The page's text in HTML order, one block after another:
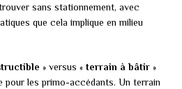
sans stationnement, avec
que cela implique en milieu
» versus « terrain à bâtir »
pour les primo-accédants. Un terrain